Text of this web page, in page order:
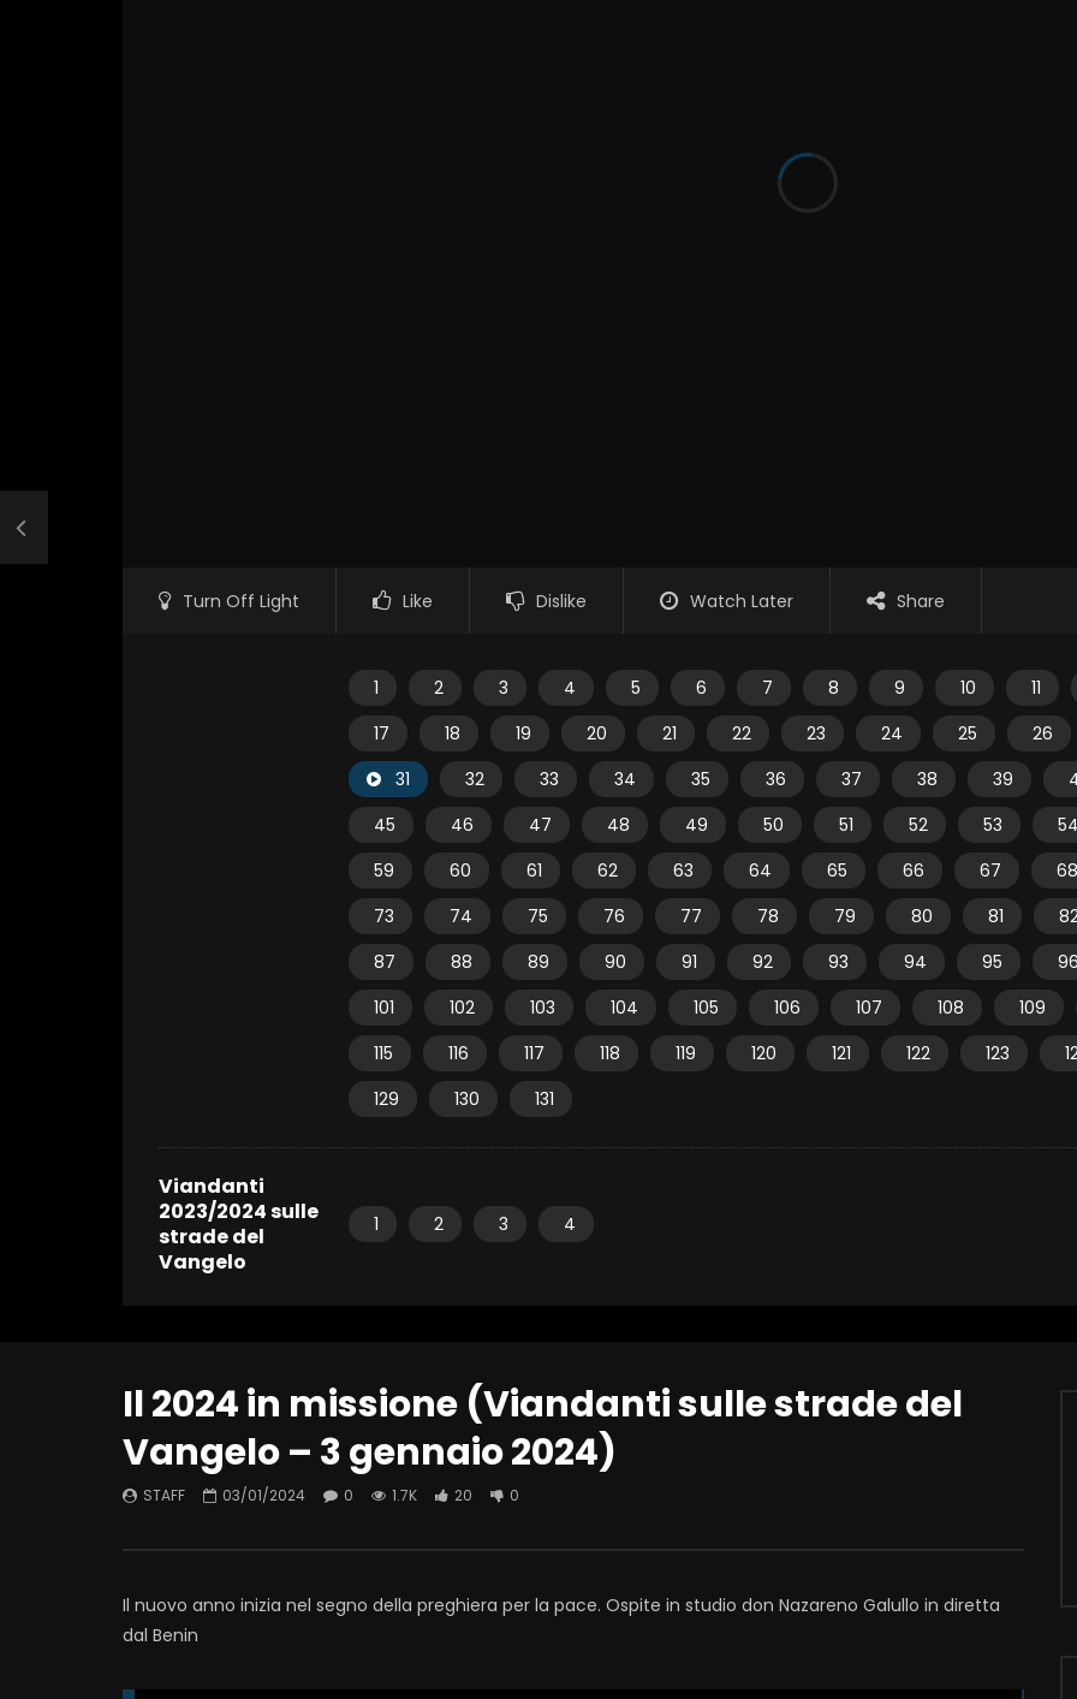
Turn Off Light Like Dislike Watch Later Share
1 2 3 4 5 6 7 8 9 10
11
17
18 19 20 21 22 23 24 25
26
31
32 33 34 35 36 37 38 39
45
46 47 48 49 50 51 52 53
59
60 61 62 63 64 65 66 67
68
73
74 75 76 77 78 79 80 81
87
88 89 90 91 92 93 94 95
101
102 103 104 105 106 107 108
109
115
116 117 118 119 120 121 122 123
129
130 131
Viandanti
2023/2024 sulle
strade del
Vangelo
1 2 3 4
Il 2024 in missione (Viandanti sulle strade del
Vangelo – 3 gennaio 2024)
STAFF 03/01/2024 0 1.7K 20 0
Il nuovo anno inizia nel segno della preghiera per la pace. Ospite in studio don Nazareno Galullo in diretta
dal Benin